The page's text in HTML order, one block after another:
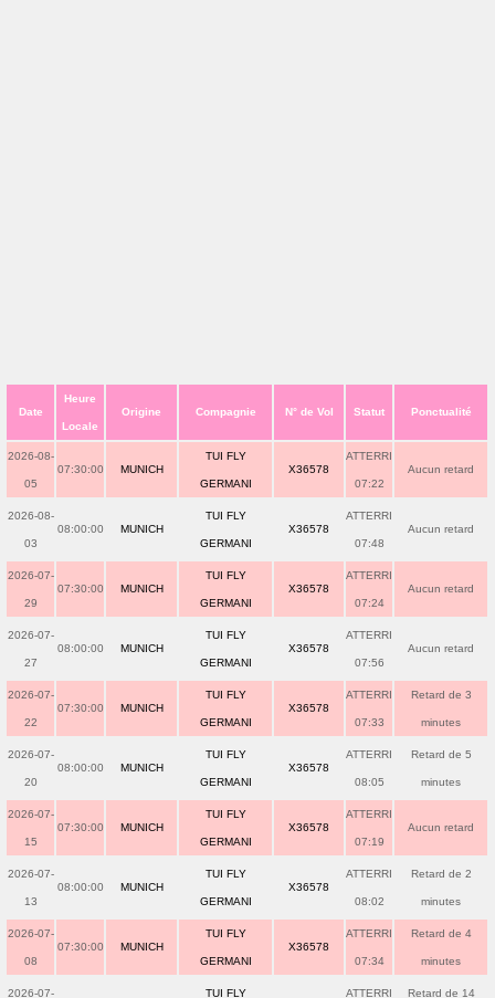
Date
Heure
Locale
Origine Compagnie N° de Vol Statut Ponctualité
2026-08-
05
07:30:00 MUNICH
TUI FLY
GERMANI
X36578
ATTERRI
07:22
Aucun retard
2026-08-
03
08:00:00 MUNICH
TUI FLY
GERMANI
X36578
ATTERRI
07:48
Aucun retard
2026-07-
29
07:30:00 MUNICH
TUI FLY
GERMANI
X36578
ATTERRI
07:24
Aucun retard
2026-07-
27
08:00:00 MUNICH
TUI FLY
GERMANI
X36578
ATTERRI
07:56
Aucun retard
2026-07-
22
07:30:00 MUNICH
TUI FLY
GERMANI
X36578
ATTERRI
07:33
Retard de 3
minutes
2026-07-
20
08:00:00 MUNICH
TUI FLY
GERMANI
X36578
ATTERRI
08:05
Retard de 5
minutes
2026-07-
15
07:30:00 MUNICH
TUI FLY
GERMANI
X36578
ATTERRI
07:19
Aucun retard
2026-07-
13
08:00:00 MUNICH
TUI FLY
GERMANI
X36578
ATTERRI
08:02
Retard de 2
minutes
2026-07-
08
07:30:00 MUNICH
TUI FLY
GERMANI
X36578
ATTERRI
07:34
Retard de 4
minutes
2026-07- TUI FLY ATTERRI Retard de 14